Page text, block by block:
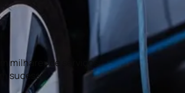
milhares de serviços
sucesso.